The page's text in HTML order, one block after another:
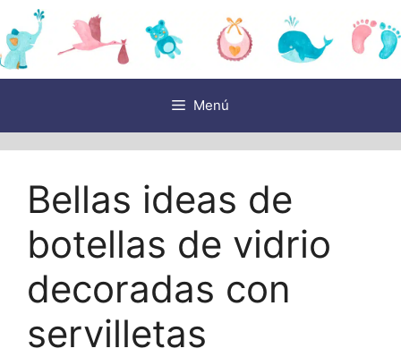
Saltar
al
contenido
Menú
Bellas ideas de
botellas de vidrio
decoradas con
servilletas